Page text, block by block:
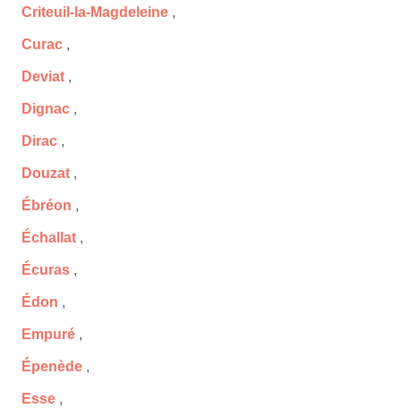
Criteuil-la-Magdeleine ,
Curac ,
Deviat ,
Dignac ,
Dirac ,
Douzat ,
Ébréon ,
Échallat ,
Écuras ,
Édon ,
Empuré ,
Épenède ,
Esse ,